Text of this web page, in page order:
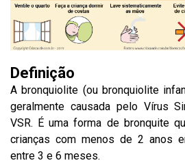
Definição
A bronquiolite (ou bronquiolite
geralmente causada pelo Vírus
VSR. É uma forma de bronquite
crianças com menos de 2 anos
entre 3 e 6 meses.